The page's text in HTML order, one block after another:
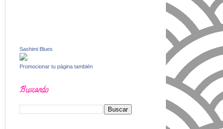
Sashimi Blues
Promocionar tu página también
Buscando